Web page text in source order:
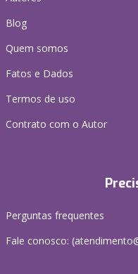
Blog
Quem somos
Fatos e Dados
Termos de uso
Contrato com o Autor
Perguntas frequentes
Fale conosco: